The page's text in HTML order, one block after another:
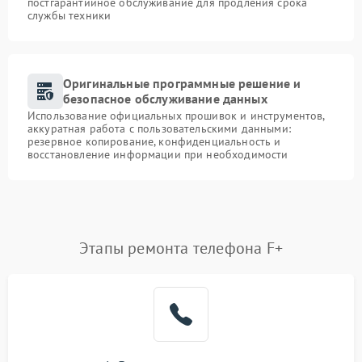
службы техники
Оригинальные программные решение и
безопасное обслуживание данных
Использование официальных прошивок и инструментов,
аккуратная работа с пользовательскими данными:
резервное копирование, конфиденциальность и
восстановление информации при необходимости
Этапы ремонта телефона F+